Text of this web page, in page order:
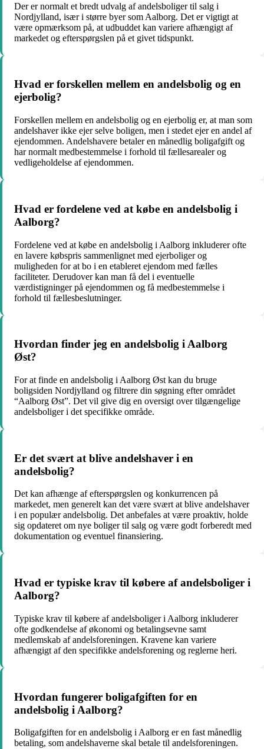
Der er normalt et bredt udvalg af andelsboliger til salg i
Nordjylland, især i større byer som Aalborg. Det er vigtigt at
være opmærksom på, at udbuddet kan variere afhængigt af
markedet og efterspørgslen på et givet tidspunkt.
Hvad er forskellen mellem en andelsbolig og en
ejerbolig?
Forskellen mellem en andelsbolig og en ejerbolig er, at man som
andelshaver ikke ejer selve boligen, men i stedet ejer en andel af
ejendommen. Andelshavere betaler en månedlig boligafgift og
har normalt medbestemmelse i forhold til fællesarealer og
vedligeholdelse af ejendommen.
Hvad er fordelene ved at købe en andelsbolig i
Aalborg?
Fordelene ved at købe en andelsbolig i Aalborg inkluderer ofte
en lavere købspris sammenlignet med ejerboliger og
muligheden for at bo i en etableret ejendom med fælles
faciliteter. Derudover kan man få del i eventuelle
værdistigninger på ejendommen og få medbestemmelse i
forhold til fællesbeslutninger.
Hvordan finder jeg en andelsbolig i Aalborg
Øst?
For at finde en andelsbolig i Aalborg Øst kan du bruge
boligsiden Nordjylland og filtrere din søgning efter området
“Aalborg Øst”. Det vil give dig en oversigt over tilgængelige
andelsboliger i det specifikke område.
Er det svært at blive andelshaver i en
andelsbolig?
Det kan afhænge af efterspørgslen og konkurrencen på
markedet, men generelt kan det være svært at blive andelshaver
i en populær andelsbolig. Det anbefales at være proaktiv, holde
sig opdateret om nye boliger til salg og være godt forberedt med
dokumentation og eventuel finansiering.
Hvad er typiske krav til købere af andelsboliger i
Aalborg?
Typiske krav til købere af andelsboliger i Aalborg inkluderer
ofte godkendelse af økonomi og betalingsevne samt
medlemskab af andelsforeningen. Kravene kan variere
afhængigt af den specifikke andelsforening og reglerne heri.
Hvordan fungerer boligafgiften for en
andelsbolig i Aalborg?
Boligafgiften for en andelsbolig i Aalborg er en fast månedlig
betaling, som andelshaverne skal betale til andelsforeningen.